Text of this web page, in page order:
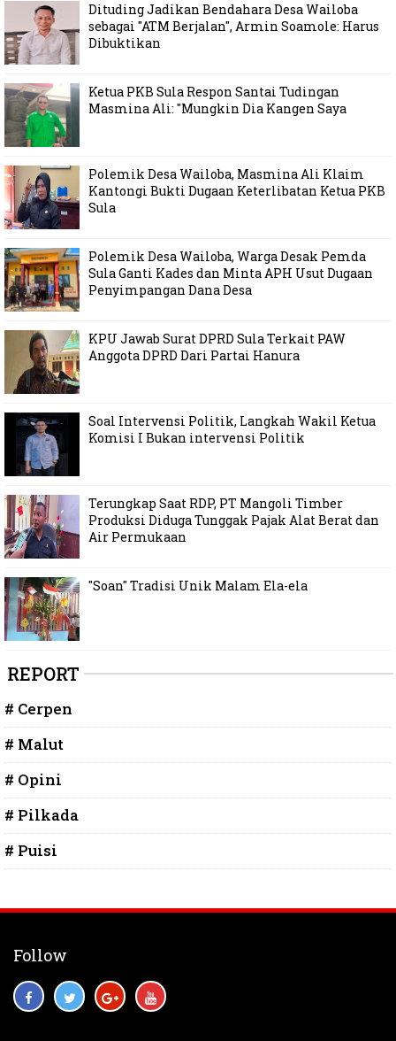
Dituding Jadikan Bendahara Desa Wailoba
sebagai "ATM Berjalan", Armin Soamole: Harus
Dibuktikan
Ketua PKB Sula Respon Santai Tudingan
Masmina Ali: "Mungkin Dia Kangen Saya
Polemik Desa Wailoba, Masmina Ali Klaim
Kantongi Bukti Dugaan Keterlibatan Ketua PKB
Sula
Polemik Desa Wailoba, Warga Desak Pemda
Sula Ganti Kades dan Minta APH Usut Dugaan
Penyimpangan Dana Desa
KPU Jawab Surat DPRD Sula Terkait PAW
Anggota DPRD Dari Partai Hanura
Soal Intervensi Politik, Langkah Wakil Ketua
Komisi I Bukan intervensi Politik
Terungkap Saat RDP, PT Mangoli Timber
Produksi Diduga Tunggak Pajak Alat Berat dan
Air Permukaan
"Soan" Tradisi Unik Malam Ela-ela
REPORT
# Cerpen
# Malut
# Opini
# Pilkada
# Puisi
Follow